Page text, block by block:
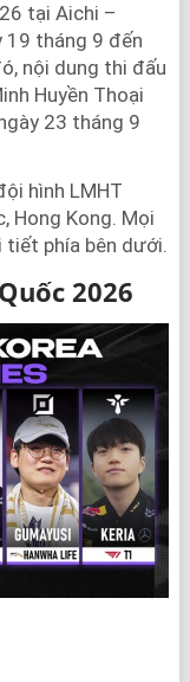
tại Aichi –
19 tháng 9 đến
nội dung thi đấu
Huyền Thoại
23 tháng 9
hình LMHT
Hong Kong. Mọi
phía bên dưới.
2026